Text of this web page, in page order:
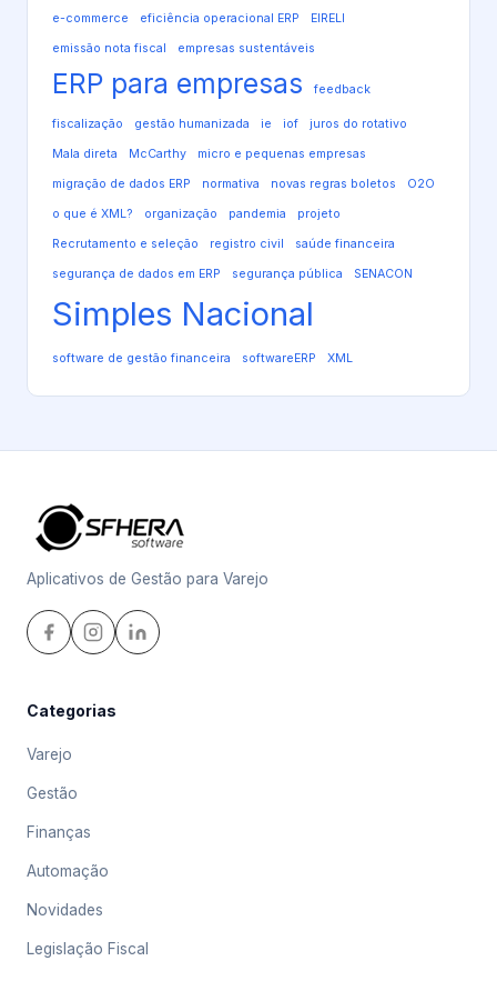
e-commerce eficiência operacional ERP EIRELI
emissão nota fiscal empresas sustentáveis
ERP para empresas feedback
fiscalização gestão humanizada ie iof juros do rotativo
Mala direta McCarthy micro e pequenas empresas
migração de dados ERP normativa novas regras boletos O2O
o que é XML? organização pandemia projeto
Recrutamento e seleção registro civil saúde financeira
segurança de dados em ERP segurança pública SENACON
Simples Nacional
software de gestão financeira softwareERP XML
Aplicativos de Gestão para Varejo
Categorias
Varejo
Gestão
Finanças
Automação
Novidades
Legislação Fiscal